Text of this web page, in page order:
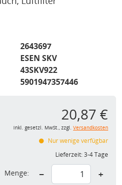
2643697
ESEN SKV
43SKV922
5901947357446
20,87 €
inkl. gesetzl. MwSt., zzgl. Versandkosten
Nur wenige verfügbar
Lieferzeit:3-4 Tage
Menge: − +